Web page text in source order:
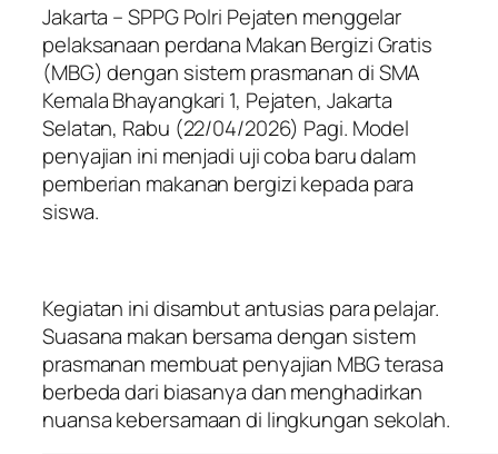
Jakarta – SPPG Polri Pejaten menggelar
pelaksanaan perdana Makan Bergizi Gratis
(MBG) dengan sistem prasmanan di SMA
Kemala Bhayangkari 1, Pejaten, Jakarta
Selatan, Rabu (22/04/2026) Pagi. Model
penyajian ini menjadi uji coba baru dalam
pemberian makanan bergizi kepada para
siswa.
Kegiatan ini disambut antusias para pelajar.
Suasana makan bersama dengan sistem
prasmanan membuat penyajian MBG terasa
berbeda dari biasanya dan menghadirkan
nuansa kebersamaan di lingkungan sekolah.